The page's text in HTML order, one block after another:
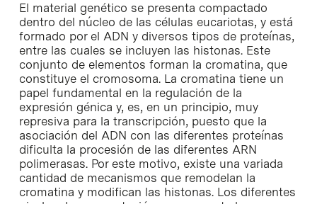
El material genético se presenta compactado
dentro del núcleo de las células eucariotas, y está
formado por el ADN y diversos tipos de proteínas,
entre las cuales se incluyen las histonas. Este
conjunto de elementos forman la cromatina, que
constituye el cromosoma. La cromatina tiene un
papel fundamental en la regulación de la
expresión génica y, es, en un principio, muy
represiva para la transcripción, puesto que la
asociación del ADN con las diferentes proteínas
dificulta la procesión de las diferentes ARN
polimerasas. Por este motivo, existe una variada
cantidad de mecanismos que remodelan la
cromatina y modifican las histonas. Los diferentes